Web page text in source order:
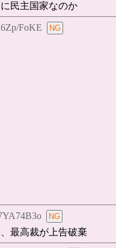
民主国家なのか
FoKE
最高裁が上告破棄